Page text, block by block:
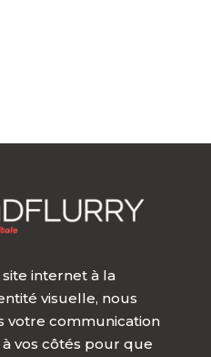
internet à la
visuelle, nous
votre communication
vos côtés pour que